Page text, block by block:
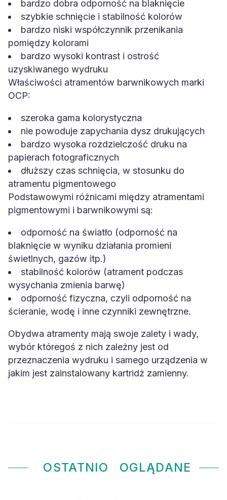
bardzo dobra odporność na blaknięcie
szybkie schnięcie i stabilność kolorów
bardzo niski współczynnik przenikania
pomiędzy kolorami
bardzo wysoki kontrast i ostrość
uzyskiwanego wydruku
Właściwości atramentów barwnikowych marki
OCP:
szeroka gama kolorystyczna
nie powoduje zapychania dysz drukujących
bardzo wysoka rozdzielczość druku na
papierach fotograficznych
dłuższy czas schnięcia, w stosunku do
atramentu pigmentowego
Podstawowymi różnicami między atramentami
pigmentowymi i barwnikowymi są:
odporność na światło (odporność na
blaknięcie w wyniku działania promieni
świetlnych, gazów itp.)
stabilność kolorów (atrament podczas
wysychania zmienia barwę)
odporność fizyczna, czyli odporność na
ścieranie, wodę i inne czynniki zewnętrzne.
Obydwa atramenty mają swoje zalety i wady,
wybór któregoś z nich zależny jest od
przeznaczenia wydruku i samego urządzenia w
jakim jest zainstalowany kartridż zamienny.
OSTATNIO OGLĄDANE